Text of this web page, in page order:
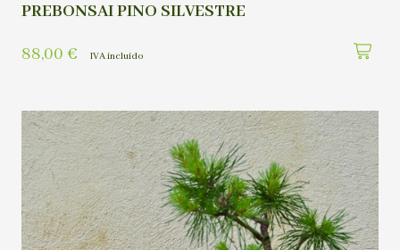
PREBONSAI PINO SILVESTRE
88,00 € IVA incluído